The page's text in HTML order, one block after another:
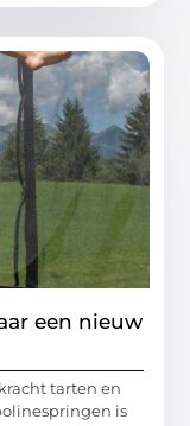
een nieuw
tarten en
is